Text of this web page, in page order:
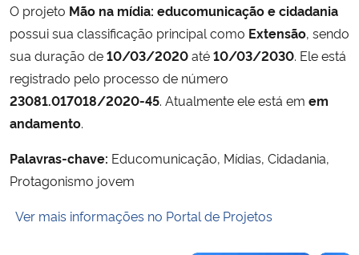
Ministério da Agricultura, Pecuária e Abastecimento
Ministério da Educação
Ministério da Cidadania
Ministério da Saúde
O projeto Mão na mídia: educomunicação e cidadania
possui sua classificação principal como Extensão, sendo
sua duração de10/03/2020até10/03/2030. Ele está
registrado pelo processo de número
23081.017018/2020-45. Atualmente ele está em em
andamento.
Palavras-chave: Educomunicação, Mídias, Cidadania,
Protagonismo jovem
Ver mais informações no Portal de Projetos